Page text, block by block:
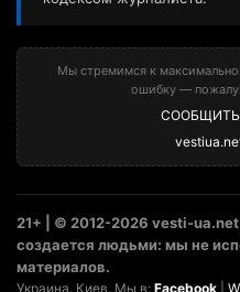
Мы стремимся к
ошибку —
21+ | © 2012-2026 vesti-
создается людьми: мы не
материалов.
Украина. Киев. Мы в: Facebook